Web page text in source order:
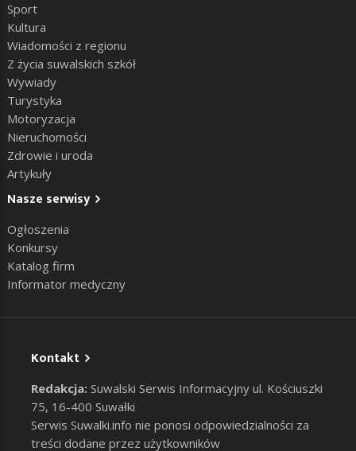
Sport
Kultura
Wiadomości z regionu
Z życia suwalskich szkół
Wywiady
Turystyka
Motoryzacja
Nieruchomości
Zdrowie i uroda
Artykuły
Nasze serwisy
Ogłoszenia
Konkursy
Katalog firm
Informator medyczny
Kontakt
Redakcja: Suwalski Serwis Informacyjny ul. Kościuszki
75, 16-400 Suwałki
Serwis Suwalki.info nie ponosi odpowiedzialności za
treści dodane przez użytkowników